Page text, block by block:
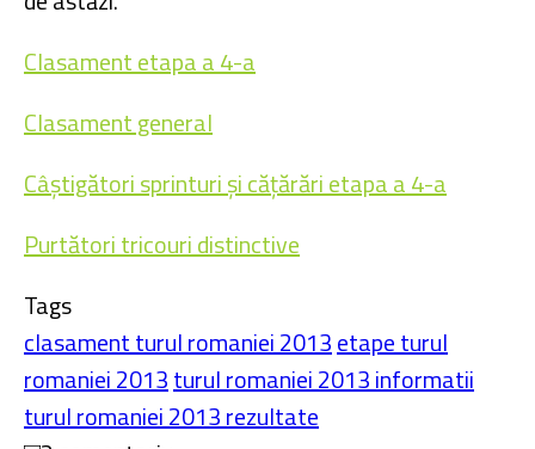
Clasament etapa a 4-a
Clasament general
Câștigători sprinturi și cățărări etapa a 4-a
Purtători tricouri distinctive
Tags
clasament turul romaniei 2013etape turul
romaniei 2013turul romaniei 2013 informatii
turul romaniei 2013 rezultate